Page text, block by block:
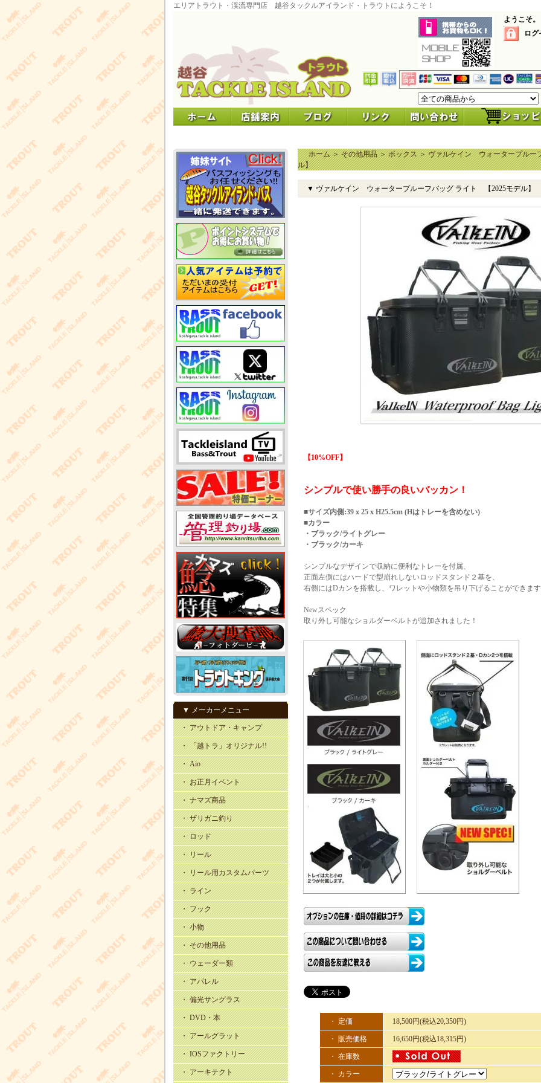
エリアトラウト・渓流専門店 越谷タックルアイランド・トラウトにようこそ！
ようこそ
ログ
▼ メーカーメニュー
・ アウトドア・キャンプ
・ 「越トラ」オリジナル!!
・ Aio
・ お正月イベント
・ ナマズ商品
・ ザリガニ釣り
・ ロッド
・ リール
・ リール用カスタムパーツ
・ ライン
・ フック
・ 小物
・ その他用品
・ ウェーダー類
・ アパレル
・ 偏光サングラス
・ DVD・本
・ アールグラット
・ IOSファクトリー
・ アーキテクト
ホーム＞その他用品＞ボックス＞ヴァルケイン ウォータープルー
ル】
▼ ヴァルケイン ウォータープルーフバッグ ライト 【2025モデル】
【10%OFF】
シンプルで使い勝手の良いバッカン！
■サイズ内側:39 x 25 x H25.5cm (Hはトレーを含めない)
■カラー
・ブラック/ライトグレー
・ブラック/カーキ
シンプルなデザインで収納に便利なトレーを付属、
正面左側にはハードで型崩れしないロッドスタンド２基を、
右側にはDカンを搭載し、ワレットや小物類を吊り下げることができま
Newスペック
取り外し可能なショルダーベルトが追加されました！
・ 定価 18,500円(税込20,350円)
・ 販売価格 16,650円(税込18,315円)
・ 在庫数
・ カラー